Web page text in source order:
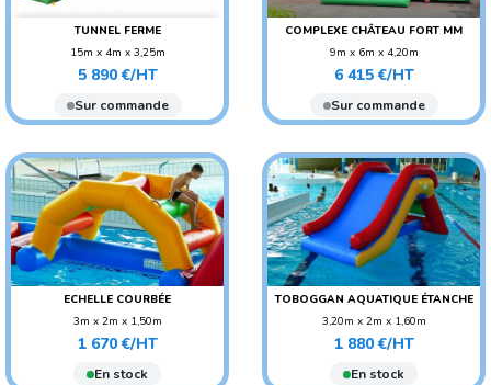
TUNNEL FERME
15m x 4m x 3,25m
POIDS : 300 KG
AGE CONSEILLÉ : ENFANT
Prix
5 890 €/HT
Sur commande
COMPLEXE CHÂTEAU FORT MM
9m x 6m x 4,20m
POIDS : 350 KG
AGE CONSEILLÉ : ENFANT
Prix
6 415 €/HT
Sur commande
ECHELLE COURBÉE
3m x 2m x 1,50m
POIDS : 33 KG
AGE CONSEILLÉ : ENFANT
Prix
1 670 €/HT
En stock
TOBOGGAN AQUATIQUE ÉTANCHE
3,20m x 2m x 1,60m
POIDS : 53 KG
AGE CONSEILLÉ : ENFANT
Prix
1 880 €/HT
En stock